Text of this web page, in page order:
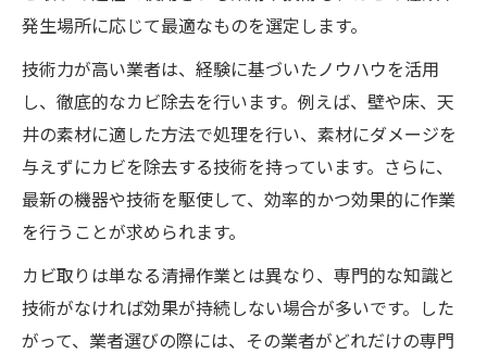
発生場所に応じて最適なものを選定します。
技術力が高い業者は、経験に基づいたノウハウを活用
し、徹底的なカビ除去を行います。例えば、壁や床、天
井の素材に適した方法で処理を行い、素材にダメージを
与えずにカビを除去する技術を持っています。さらに、
最新の機器や技術を駆使して、効率的かつ効果的に作業
を行うことが求められます。
カビ取りは単なる清掃作業とは異なり、専門的な知識と
技術がなければ効果が持続しない場合が多いです。した
がって、業者選びの際には、その業者がどれだけの専門